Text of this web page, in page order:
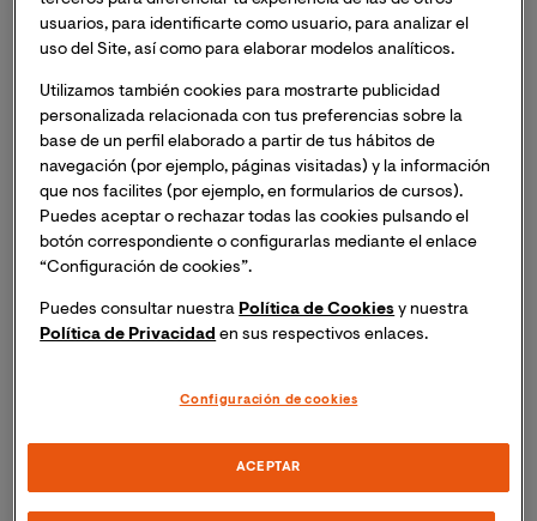
Un adicto siempre dice que lo quiere dejar pero, en
adicción se puede definir, en general, comouna
conducta que se dirige al placer o a la reducción de
malestar y se manifiesta con un patrón que se
compone de dos elementos:
Unfallorecurrente en los mecanismos de control
de la conducta.
Larealización de la conducta de forma
Descarga nuestra guía gratuita: Las áreas
nuevas tecnologías
usuarios, para identificarte como usuario, para analizar el
uso del Site, así como para elaborar modelos analíticos.
Utilizamos también cookies para mostrarte publicidad
personalizada relacionada con tus preferencias sobre la
base de un perfil elaborado a partir de tus hábitos de
navegación (por ejemplo, páginas visitadas) y la información
que nos facilites (por ejemplo, en formularios de cursos).
Puedes aceptar o rechazar todas las cookies pulsando el
botón correspondiente o configurarlas mediante el enlace
“Configuración de cookies”.
Puedes consultar nuestra Política de Cookies y nuestra
Política de Privacidad en sus respectivos enlaces.
Configuración de cookies
ACEPTAR